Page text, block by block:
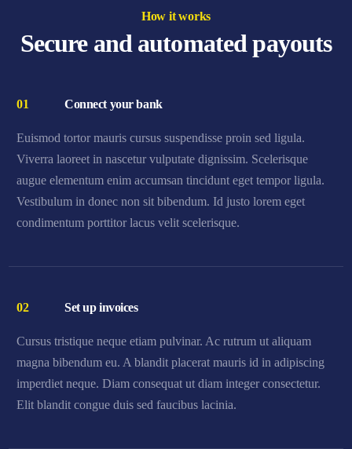
How it works
Secure and automated payouts
01 Connect your bank
Euismod tortor mauris cursus suspendisse proin sed ligula.
Viverra laoreet in nascetur vulputate dignissim. Scelerisque
augue elementum enim accumsan tincidunt eget tempor ligula.
Vestibulum in donec non sit bibendum. Id justo lorem eget
condimentum porttitor lacus velit scelerisque.
02 Set up invoices
Cursus tristique neque etiam pulvinar. Ac rutrum ut aliquam
magna bibendum eu. A blandit placerat mauris id in adipiscing
imperdiet neque. Diam consequat ut diam integer consectetur.
Elit blandit congue duis sed faucibus lacinia.